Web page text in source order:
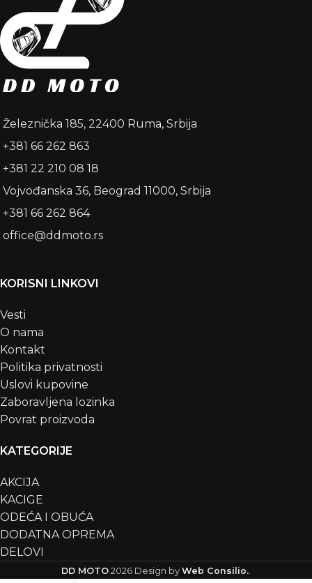
Železnička 185, 22400 Ruma, Srbija
+381 66 262 863
+381 22 210 08 18
Vojvođanska 36, Beograd 11000, Srbija
+381 66 262 864
office@ddmoto.rs
KORISNI LINKOVI
Vesti
O nama
Kontakt
Politika privatnosti
Uslovi kupovine
Zaboravljena lozinka
Povrat proizvoda
KATEGORIJE
AKCIJA
KACIGE
ODEĆA I OBUĆA
DODATNA OPREMA
DELOVI
DD MOTO 2026 Design by Web Consilio..